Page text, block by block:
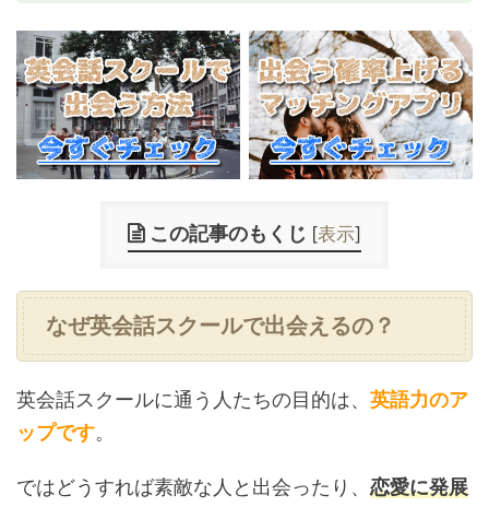
この記事のもくじ [表示]
なぜ英会話スクールで出会えるの？
英会話スクールに通う人たちの目的は、 英語力のア
ップです。
ではどうすれば素敵な人と出会ったり、 恋愛に発展